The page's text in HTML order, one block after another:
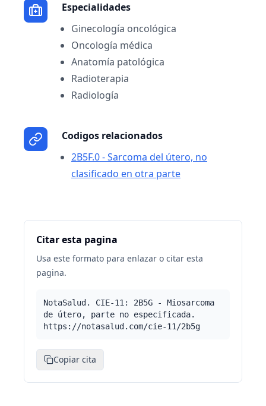
Especialidades
Ginecología oncológica
Oncología médica
Anatomía patológica
Radioterapia
Radiología
Codigos relacionados
2B5F.0 - Sarcoma del útero, no
clasificado en otra parte
Citar esta pagina
Usa este formato para enlazar o citar esta
pagina.
NotaSalud. CIE-11: 2B5G - Miosarcoma
de útero, parte no especificada.
https://notasalud.com/cie-11/2b5g
Copiar cita